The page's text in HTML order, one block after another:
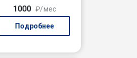
1000 ₽/мес
Подробнее